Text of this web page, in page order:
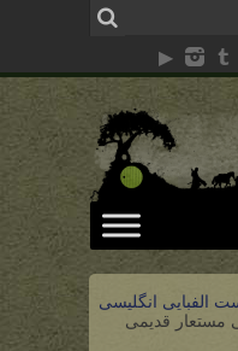
الفبایی انگلیسی
مستعار قدیمی